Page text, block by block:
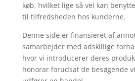
køb, hvilket lige så vel kan
til tilfredsheden hos kunderne.
Denne side er finansieret af
samarbejder med adskillige
hvor vi introducerer deres
honorar forudsat de besøgende